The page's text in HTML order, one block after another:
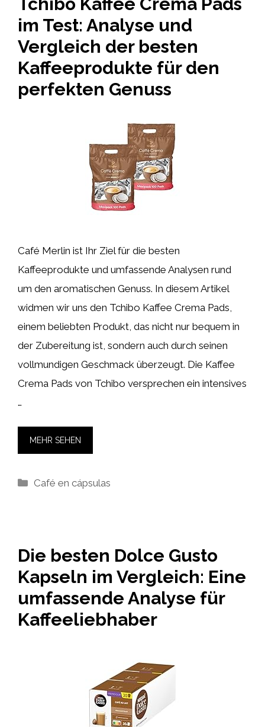
im Test: Analyse und
Vergleich der besten
Kaffeeprodukte für den
perfekten Genuss
Café Merlin ist Ihr Ziel für die besten
Kaffeeprodukte und umfassende Analysen rund
um den aromatischen Genuss. In diesem Artikel
widmen wir uns den Tchibo Kaffee Crema Pads,
einem beliebten Produkt, das nicht nur bequem in
der Zubereitung ist, sondern auch durch seinen
vollmundigen Geschmack überzeugt. Die Kaffee
Crema Pads von Tchibo versprechen ein intensives
…
MEHR SEHEN
Kategorien
Café en cápsulas
Die besten Dolce Gusto
Kapseln im Vergleich: Eine
umfassende Analyse für
Kaffeeliebhaber